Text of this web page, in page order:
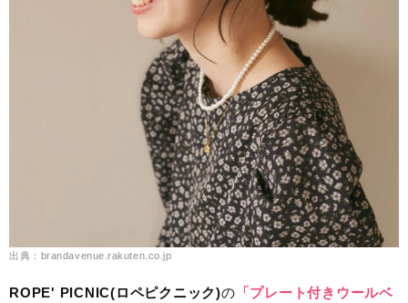
出典：brandavenue.rakuten.co.jp
ROPE' PICNIC(ロペピクニック)の 「プレート付きウールベ